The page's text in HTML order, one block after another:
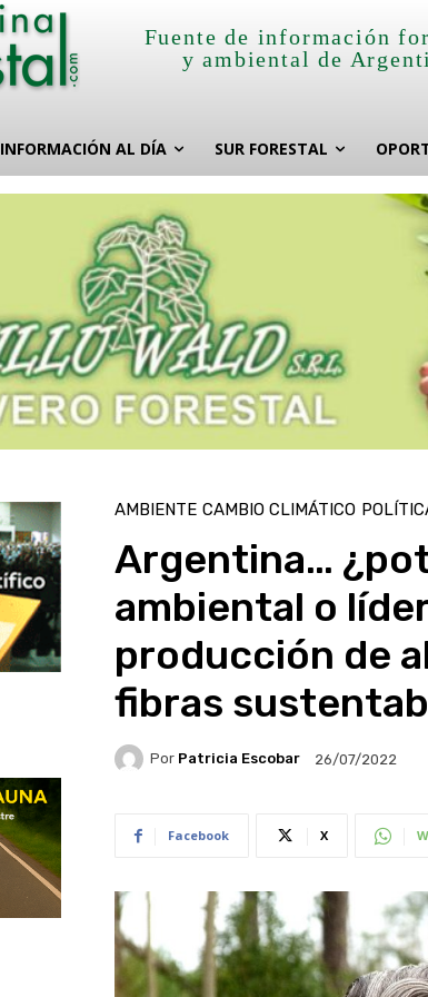
Fuente de información
y ambiental de
INFORMACIÓN AL DÍA SUR FORESTAL
AMBIENTE CAMBIO CLIMÁTICO
Argentina…
ambiental o
producción de
fibras
Por Patricia Escobar 26/07/2022
Facebook X